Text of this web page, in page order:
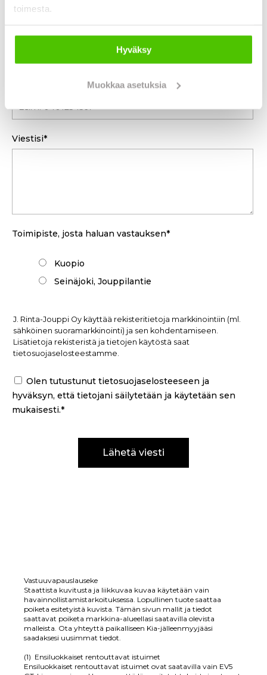
toimesta.
Hyväksy
Muokkaa asetuksia
Viestisi*
Toimipiste, josta haluan vastauksen*
Kuopio
Seinäjoki, Jouppilantie
J. Rinta-Jouppi Oy käyttää rekisteritietoja markkinointiin (ml.
sähköinen suoramarkkinointi) ja sen kohdentamiseen.
Lisätietoja rekisteristä ja tietojen käytöstä saat
tietosuojaselosteestamme.
Olen tutustunut tietosuojaselosteeseen ja
hyväksyn, että tietojani säilytetään ja käytetään sen
mukaisesti.*
Vastuuvapauslauseke
Staattista kuvitusta ja liikkuvaa kuvaa käytetään vain
havainnollistamistarkoituksessa. Lopullinen tuote saattaa
poiketa esitetyistä kuvista. Tämän sivun mallit ja tiedot
saattavat poiketa markkina-alueellasi saatavilla olevista
malleista. Ota yhteyttä paikalliseen Kia-jälleenmyyjääsi
saadaksesi uusimmat tiedot.
(1) Ensiluokkaiset rentouttavat istuimet
Ensiluokkaiset rentouttavat istuimet ovat saatavilla vain EV5